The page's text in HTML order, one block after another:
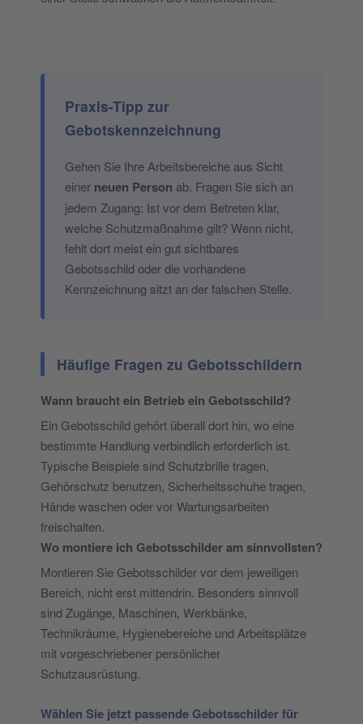
Praxis-Tipp zur
Gebotskennzeichnung
Gehen Sie Ihre Arbeitsbereiche aus Sicht
einer neuen Person ab. Fragen Sie sich an
jedem Zugang: Ist vor dem Betreten klar,
welche Schutzmaßnahme gilt? Wenn nicht,
fehlt dort meist ein gut sichtbares
Gebotsschild oder die vorhandene
Kennzeichnung sitzt an der falschen Stelle.
Häufige Fragen zu Gebotsschildern
Wann braucht ein Betrieb ein Gebotsschild?
Ein Gebotsschild gehört überall dort hin, wo eine
bestimmte Handlung verbindlich erforderlich ist.
Typische Beispiele sind Schutzbrille tragen,
Gehörschutz benutzen, Sicherheitsschuhe tragen,
Hände waschen oder vor Wartungsarbeiten
freischalten.
Wo montiere ich Gebotsschilder am sinnvollsten?
Montieren Sie Gebotsschilder vor dem jeweiligen
Bereich, nicht erst mittendrin. Besonders sinnvoll
sind Zugänge, Maschinen, Werkbänke,
Technikräume, Hygienebereiche und Arbeitsplätze
mit vorgeschriebener persönlicher
Schutzausrüstung.
Wählen Sie jetzt passende Gebotsschilder für